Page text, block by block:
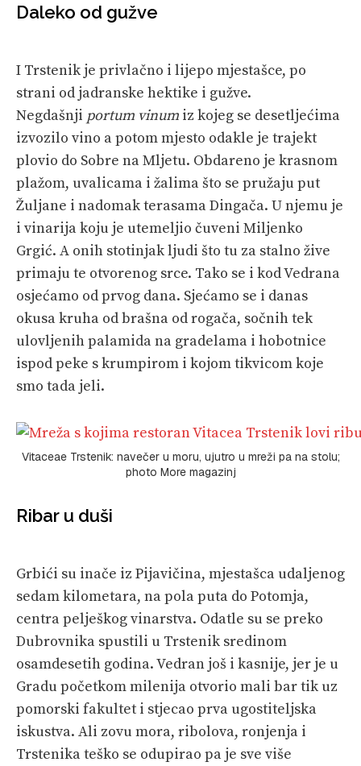
Daleko od gužve
I Trstenik je privlačno i lijepo mjestašce, po
strani od jadranske hektike i gužve.
Negdašnji portum vinum iz kojeg se desetljećima
izvozilo vino a potom mjesto odakle je trajekt
plovio do Sobre na Mljetu. Obdareno je krasnom
plažom, uvalicama i žalima što se pružaju put
Žuljane i nadomak terasama Dingača. U njemu je
i vinarija koju je utemeljio čuveni Miljenko
Grgić. A onih stotinjak ljudi što tu za stalno žive
primaju te otvorenog srce. Tako se i kod Vedrana
osjećamo od prvog dana. Sjećamo se i danas
okusa kruha od brašna od rogača, sočnih tek
ulovljenih palamida na gradelama i hobotnice
ispod peke s krumpirom i kojom tikvicom koje
smo tada jeli.
Vitaceae Trstenik: navečer u moru, ujutro u mreži pa na stolu;
photo More magazinj
Ribar u duši
Grbići su inače iz Pijavičina, mjestašca udaljenog
sedam kilometara, na pola puta do Potomja,
centra pelješkog vinarstva. Odatle su se preko
Dubrovnika spustili u Trstenik sredinom
osamdesetih godina. Vedran još i kasnije, jer je u
Gradu početkom milenija otvorio mali bar tik uz
pomorski fakultet i stjecao prva ugostiteljska
iskustva. Ali zovu mora, ribolova, ronjenja i
Trstenika teško se odupirao pa je sve više